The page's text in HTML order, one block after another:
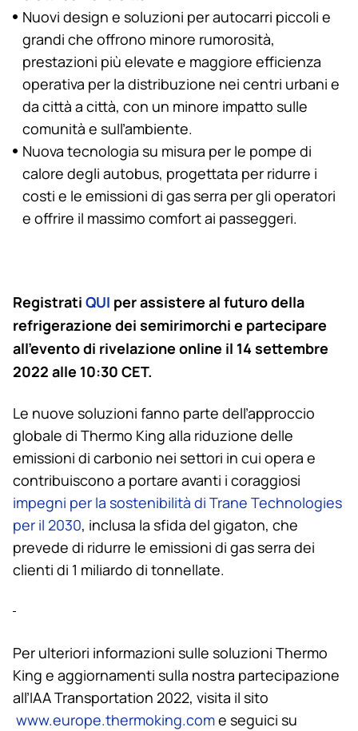
Nuovi design e soluzioni per autocarri piccoli e
grandi che offrono minore rumorosità,
prestazioni più elevate e maggiore efficienza
operativa per la distribuzione nei centri urbani e
da città a città, con un minore impatto sulle
comunità e sull’ambiente.
Nuova tecnologia su misura per le pompe di
calore degli autobus, progettata per ridurre i
costi e le emissioni di gas serra per gli operatori
e offrire il massimo comfort ai passeggeri.
RegistratiQUI per assistere al futuro della
refrigerazione dei semirimorchi e partecipare
all’evento di rivelazione online il 14 settembre
2022 alle 10:30 CET.
Le nuove soluzioni fanno parte dell’approccio
globale di Thermo King alla riduzione delle
emissioni di carbonio nei settori in cui opera e
contribuiscono a portare avanti i coraggiosi
impegni per la sostenibilità di Trane Technologies
per il 2030, inclusa la sfida del gigaton, che
prevede di ridurre le emissioni di gas serra dei
clienti di 1 miliardo di tonnellate.
Per ulteriori informazioni sulle soluzioni Thermo
King e aggiornamenti sulla nostra partecipazione
all’IAA Transportation 2022, visita il sito
www.europe.thermoking.come seguici su